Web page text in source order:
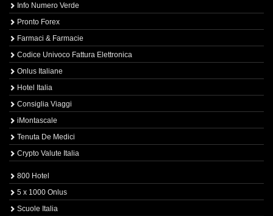
Info Numero Verde
Pronto Forex
Farmaci & Farmacie
Codice Univoco Fattura Elettronica
Onlus Italiane
Hotel Italia
Consiglia Viaggi
iMontascale
Tenuta De Medici
Crypto Valute Italia
800 Hotel
5 x 1000 Onlus
Scuole Italia